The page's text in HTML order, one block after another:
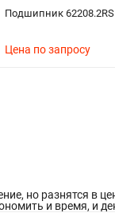
Подшипник 62208.2RS
Цена по запросу
но разнятся в
и время, и